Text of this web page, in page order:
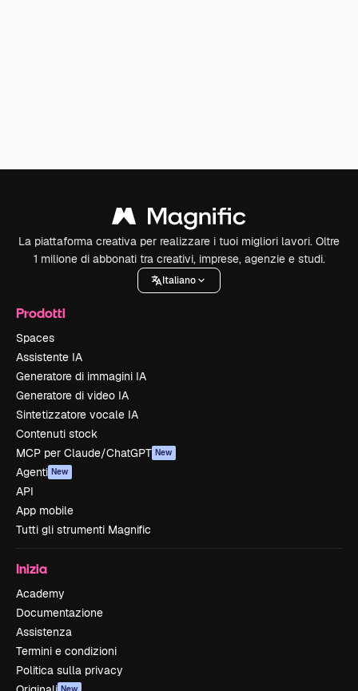
La piattaforma creativa per realizzare i tuoi migliori lavori. Oltre
1 milione di abbonati tra creativi, imprese, agenzie e studi.
Italiano
Prodotti
Spaces
Assistente IA
Generatore di immagini IA
Generatore di video IA
Sintetizzatore vocale IA
Contenuti stock
MCP per Claude/ChatGPT New
Agenti New
API
App mobile
Tutti gli strumenti Magnific
Inizia
Academy
Documentazione
Assistenza
Termini e condizioni
Politica sulla privacy